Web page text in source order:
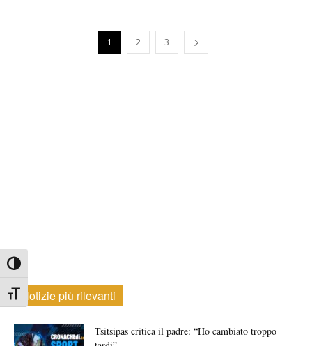
Attiva/disattiva alto contrasto
Attiva/disattiva dimensione testo
1 2 3
Notizie più rilevanti
Tsitsipas critica il padre: “Ho cambiato troppo